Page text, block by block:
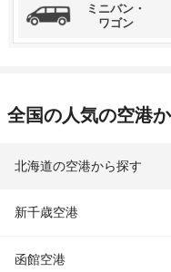
ミニバン・
ワゴン
全国の人気の空港
北海道の空港から探す
新千歳空港
函館空港